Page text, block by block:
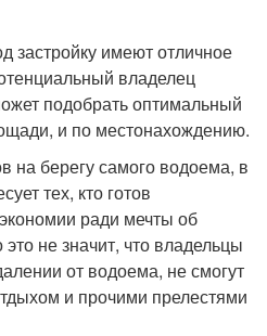
застройку имеют отличное
владелец
подобрать оптимальный
и по местонахождению.
на берегу самого водоема, в
тех, кто готов
ради мечты об
не значит, что владельцы
от водоема, не смогут
и прочими прелестями